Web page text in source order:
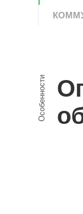
Особенности